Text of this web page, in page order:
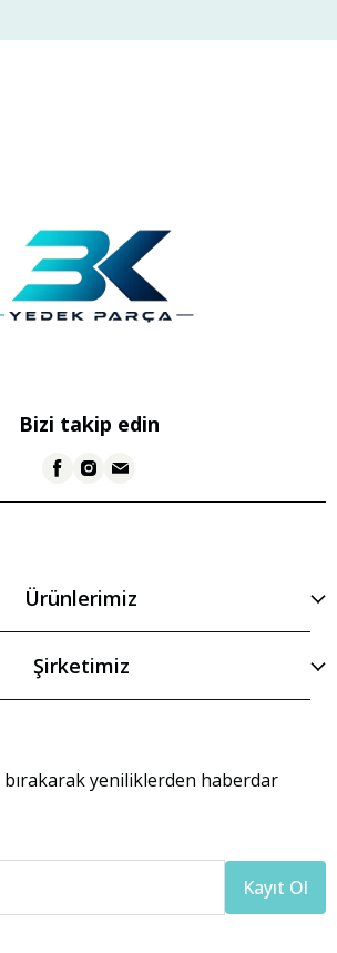
Bizi takip edin
Ürünlerimiz
Şirketimiz
yeniliklerden haberdar
Kayıt Ol